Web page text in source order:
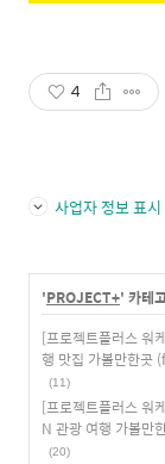
4
사업자 정보 표시
'PROJECT+' 카테
[프로젝트플러스 워
행 맛집 가볼만한곳
(11)
[프로젝트플러스 워
N 관광 여행 가볼만
(20)